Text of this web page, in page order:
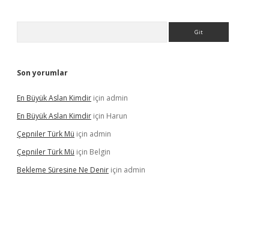
Son yorumlar
En Büyük Aslan Kimdir için admin
En Büyük Aslan Kimdir için Harun
Çepniler Türk Mü için admin
Çepniler Türk Mü için Belgin
Bekleme Süresine Ne Denir için admin